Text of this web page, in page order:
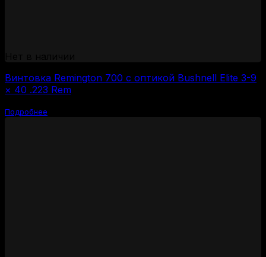
Винтовка Remington 700 с оптикой Bushnell Elite 3-9
× 40 .223 Rem
Подробнее